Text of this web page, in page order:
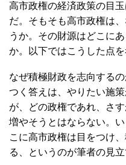
高市政権の経済政策の目
だ。そもそも高市政権は
うか。その財源はどこに
か。以下ではこうした点を
なぜ積極財政を志向する
つく答えは、やりたい施
が、どの政権であれ、さ
増やそうとはならない。
こに高市政権は目をつけ
る、というのが筆者の見立